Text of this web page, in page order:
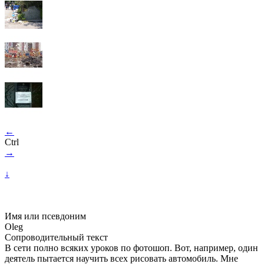
←
Ctrl
→
↓
Имя или псевдоним
Oleg
Сопроводительный текст
В сети полно всяких уроков по фотошоп. Вот, например, один
деятель пытается научить всех рисовать автомобиль. Мне